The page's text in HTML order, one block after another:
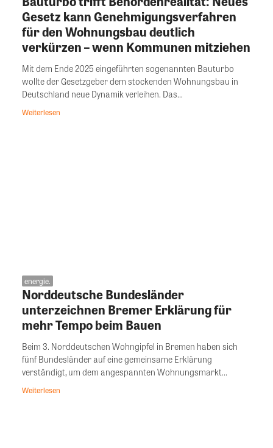
Gesetz kann Genehmigungsverfahren
für den Wohnungsbau deutlich
verkürzen – wenn Kommunen mitziehen
Mit dem Ende 2025 eingeführten sogenannten Bauturbo
wollte der Gesetzgeber dem stockenden Wohnungsbau in
Deutschland neue Dynamik verleihen. Das...
Weiterlesen
energie.
Norddeutsche Bundesländer
unterzeichnen Bremer Erklärung für
mehr Tempo beim Bauen
Beim 3. Norddeutschen Wohngipfel in Bremen haben sich
fünf Bundesländer auf eine gemeinsame Erklärung
verständigt, um dem angespannten Wohnungsmarkt...
Weiterlesen